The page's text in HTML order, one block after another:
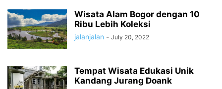
Wisata Alam Bogor dengan 10
Ribu Lebih Koleksi
jalanjalan - July 20, 2022
Tempat Wisata Edukasi Unik
Kandang Jurang Doank